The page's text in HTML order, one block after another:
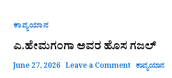
ಕಾವ್ಯಯಾನ
ಎ.ಹೇಮಗಂಗಾ ಅವರ ಹೊಸ ಗಜಲ್
June 27, 2026 Leave a Comment ಕಾವ್ಯಯಾನ